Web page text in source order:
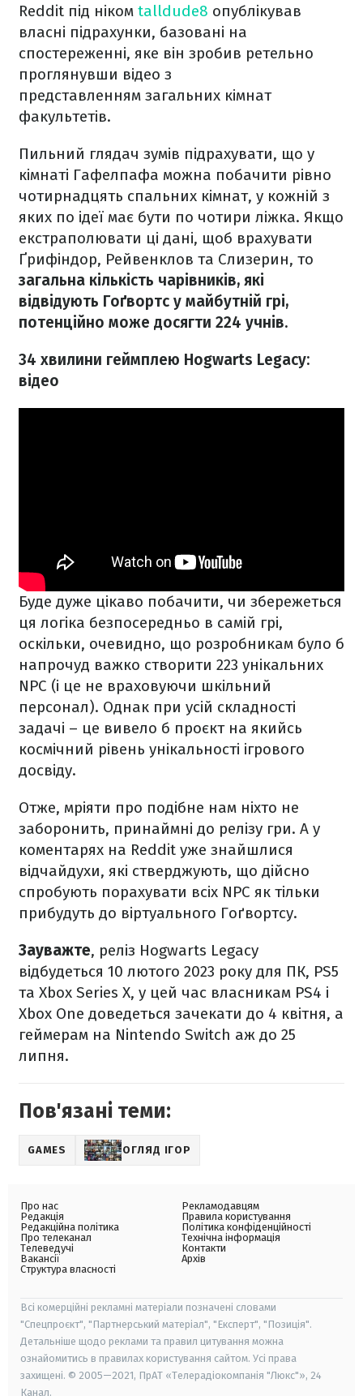
Reddit під ніком talldude8 опублікував
власні підрахунки, базовані на
спостереженні, яке він зробив ретельно
проглянувши відео з
представленням загальних кімнат
факультетів.
Пильний глядач зумів підрахувати, що у
кімнаті Гафелпафа можна побачити рівно
чотирнадцять спальних кімнат, у кожній з
яких по ідеї має бути по чотири ліжка. Якщо
екстраполювати ці дані, щоб врахувати
Ґрифіндор, Рейвенклов та Слизерин, то
загальна кількість чарівників, які
відвідують Гоґвортс у майбутній грі,
потенційно може досягти 224 учнів.
34 хвилини геймплею Hogwarts Legacy:
відео
Буде дуже цікаво побачити, чи збережеться
ця логіка безпосередньо в самій грі,
оскільки, очевидно, що розробникам було б
напрочуд важко створити 223 унікальних
NPC (і це не враховуючи шкільний
персонал). Однак при усій складності
задачі – це вивело б проєкт на якийсь
космічний рівень унікальності ігрового
досвіду.
Отже, мріяти про подібне нам ніхто не
заборонить, принаймні до релізу гри. А у
коментарях на Reddit уже знайшлися
відчайдухи, які стверджують, що дійсно
спробують порахувати всіх NPC як тільки
прибудуть до віртуального Гоґвортсу.
Зауважте, реліз Hogwarts Legacy
відбудеться 10 лютого 2023 року для ПК, PS5
та Xbox Series X, у цей час власникам PS4 і
Xbox One доведеться зачекати до 4 квітня, а
геймерам на Nintendo Switch аж до 25
липня.
Пов'язані теми:
GAMES ОГЛЯД ІГОР
Про нас
Редакція
Редакційна політика
Про телеканал
Телеведучі
Вакансії
Структура власності
Рекламодавцям
Правила користування
Політика конфіденційності
Технічна інформація
Контакти
Архів
Всі комерційні рекламні матеріали позначені словами
"Спецпроєкт", "Партнерський матеріал", "Експерт", "Позиція".
Детальніше щодо реклами та правил цитування можна
ознайомитись в правилах користування сайтом. Усі права
захищені. © 2005—2021, ПрАТ «Телерадіокомпанія "Люкс"», 24
Канал.